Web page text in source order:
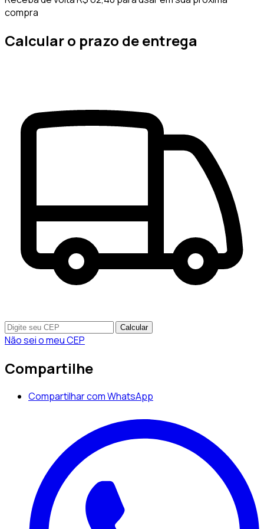
compra
Calcular o prazo de entrega
Calcular
Não sei o meu CEP
Compartilhe
Compartilhar com WhatsApp